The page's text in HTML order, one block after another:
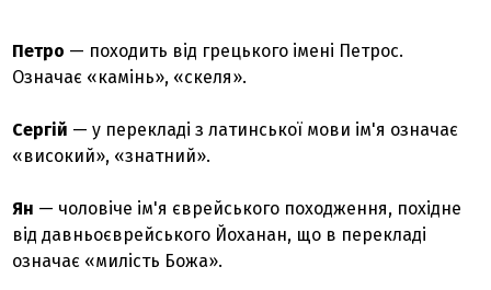
Петро — походить від грецького імені Петрос.
Означає «камінь», «скеля».
Сергій — у перекладі з латинської мови ім'я означає
«високий», «знатний».
Ян — чоловіче ім'я єврейського походження, похідне
від давньоєврейського Йоханан, що в перекладі
означає «милість Божа».